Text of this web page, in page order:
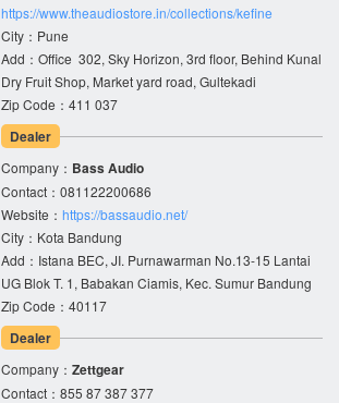
https://www.theaudiostore.in/collections/kefine
City：Pune
Add：Office 302, Sky Horizon, 3rd floor, Behind Kunal
Dry Fruit Shop, Market yard road, Gultekadi
Zip Code：411 037
Dealer
Company： Bass Audio
Contact：081122200686
Website： https://bassaudio.net/
City：Kota Bandung
Add：Istana BEC, JI. Purnawarman No.13-15 Lantai
UG Blok T. 1, Babakan Ciamis, Kec. Sumur Bandung
Zip Code：40117
Dealer
Company： Zettgear
Contact：855 87 387 377